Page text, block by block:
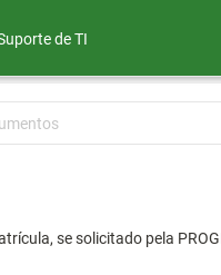
de TI
se solicitado pela